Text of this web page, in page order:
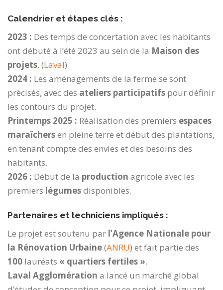
Calendrier et étapes clés :
2023 : Des temps de concertation avec les habitants
ont débuté à l’été 2023 au sein de la Maison des
projets. (Laval)
2024 : Les aménagements de la ferme se sont
précisés, avec des ateliers participatifs pour définir
les contours du projet.
Printemps 2025 : Réalisation des premiers espaces
maraîchersen pleine terre et début des plantations,
en tenant compte des envies et des besoins des
habitants.
2026 : Début de la production agricole avec les
premiers légumesdisponibles.
Partenaires et techniciens impliqués :
Le projet est soutenu par l’Agence Nationale pour
la Rénovation Urbaine(ANRU) et fait partie des
100 lauréats « quartiers fertiles ».
Laval Agglomération a lancé un marché global